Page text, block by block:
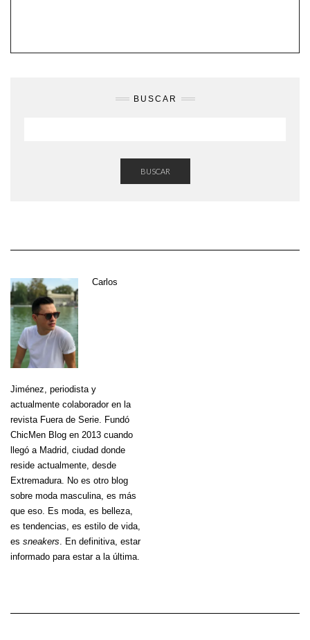
BUSCAR
BUSCAR
Carlos
Jiménez, periodista y
actualmente colaborador en la
revista Fuera de Serie. Fundó
ChicMen Blog en 2013 cuando
llegó a Madrid, ciudad donde
reside actualmente, desde
Extremadura. No es otro blog
sobre moda masculina, es más
que eso. Es moda, es belleza,
es tendencias, es estilo de vida,
es sneakers. En definitiva, estar
informado para estar a la última.